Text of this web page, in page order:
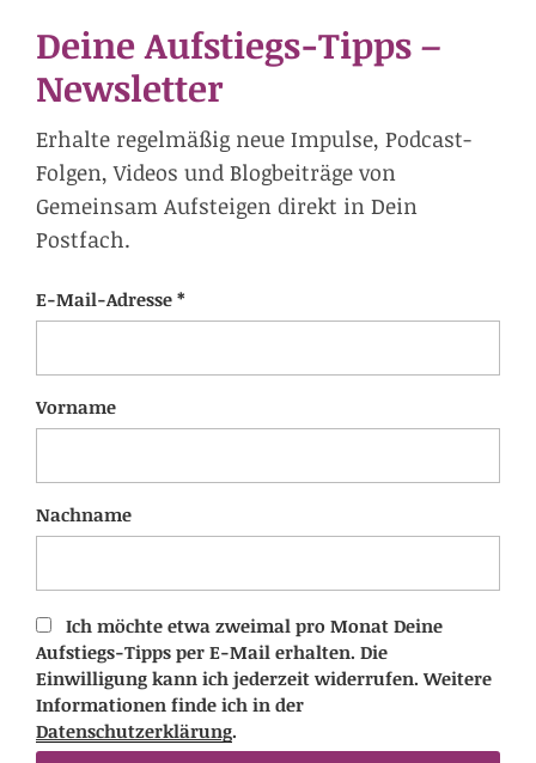
Deine Aufstiegs-Tipps –
Newsletter
Erhalte regelmäßig neue Impulse, Podcast-
Folgen, Videos und Blogbeiträge von
Gemeinsam Aufsteigen direkt in Dein
Postfach.
E-Mail-Adresse *
Vorname
Nachname
Ich möchte etwa zweimal pro Monat Deine
Aufstiegs-Tipps per E-Mail erhalten. Die
Einwilligung kann ich jederzeit widerrufen. Weitere
Informationen finde ich in der
Datenschutzerklärung.